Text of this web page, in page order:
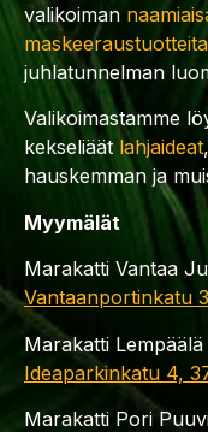
valikoiman
maskeeraustuotteita
juhlatunnelman
Valikoimastamme
kekseliäät lahjaideat
hauskemman ja
Myymälät
Marakatti Vantaa
Vantaanportinkatu
Marakatti
Ideaparkinkatu 4,
Marakatti Pori